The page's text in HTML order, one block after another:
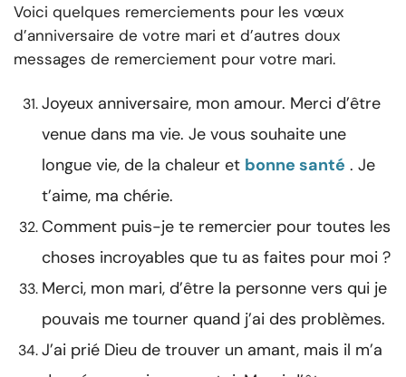
Voici quelques remerciements pour les vœux
d’anniversaire de votre mari et d’autres doux
messages de remerciement pour votre mari.
Joyeux anniversaire, mon amour. Merci d’être
venue dans ma vie. Je vous souhaite une
longue vie, de la chaleur et bonne santé . Je
t’aime, ma chérie.
Comment puis-je te remercier pour toutes les
choses incroyables que tu as faites pour moi ?
Merci, mon mari, d’être la personne vers qui je
pouvais me tourner quand j’ai des problèmes.
J’ai prié Dieu de trouver un amant, mais il m’a